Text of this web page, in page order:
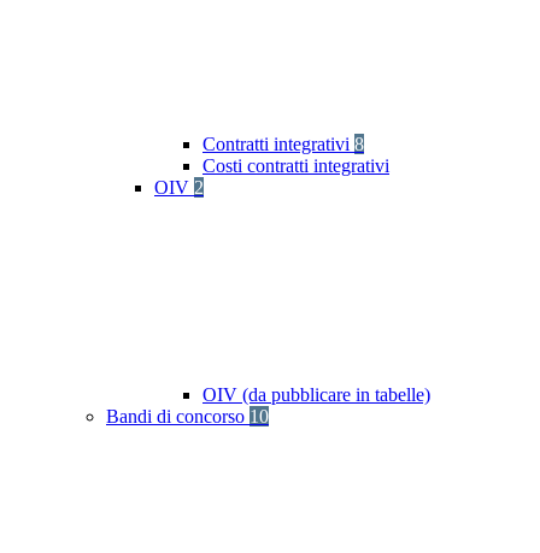
Contratti integrativi 8
Costi contratti integrativi
OIV 2
OIV (da pubblicare in tabelle)
Bandi di concorso 10